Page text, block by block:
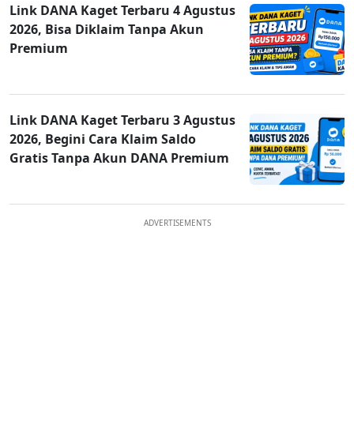
Link DANA Kaget Terbaru 4 Agustus
2026, Bisa Diklaim Tanpa Akun
Premium
Link DANA Kaget Terbaru 3 Agustus
2026, Begini Cara Klaim Saldo
Gratis Tanpa Akun DANA Premium
ADVERTISEMENTS